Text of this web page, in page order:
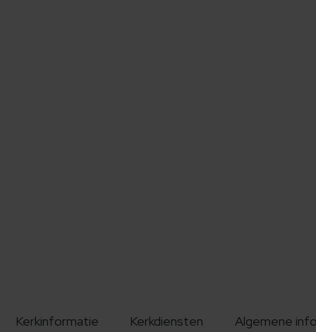
Kerkinformatie Kerkdiensten Algemene